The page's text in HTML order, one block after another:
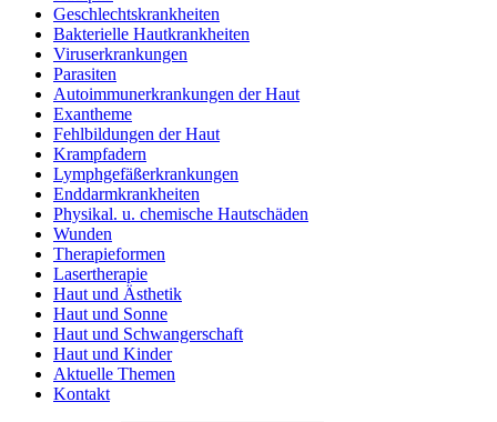
Geschlechtskrankheiten
Bakterielle Hautkrankheiten
Viruserkrankungen
Parasiten
Autoimmunerkrankungen der Haut
Exantheme
Fehlbildungen der Haut
Krampfadern
Lymphgefäßerkrankungen
Enddarmkrankheiten
Physikal. u. chemische Hautschäden
Wunden
Therapieformen
Lasertherapie
Haut und Ästhetik
Haut und Sonne
Haut und Schwangerschaft
Haut und Kinder
Aktuelle Themen
Kontakt